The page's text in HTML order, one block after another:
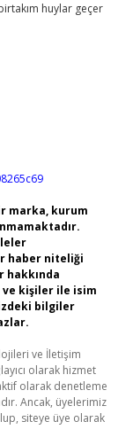
huylar geçer
marka, kurum
haber niteliği
hakkında
ve kişiler ile isim
bilgiler
ve İletişim
olarak hizmet
olarak denetleme
Ancak, üyelerimiz
siteye üye olarak